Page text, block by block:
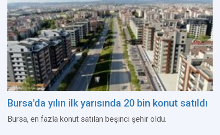
Bursa'da yılın ilk yarısında 20 bin konut satıldı
Bursa, en fazla konut satılan beşinci şehir oldu.